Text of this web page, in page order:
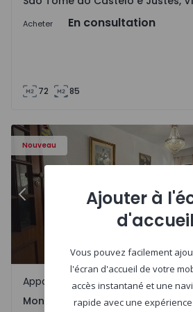
Acheter En consultation
72 85
Nouveau
- 1
Appartement T2 Montijo, Montijo
Précédent
Montijo e Afonsoeiro, Setúbal
Appartement
Montijo e Afonsoeiro, Setúbal
Ajouter à
d'accueil
Vous pouvez facilement
l'écran d'accueil de votre
accès instantané et une
rapide avec une